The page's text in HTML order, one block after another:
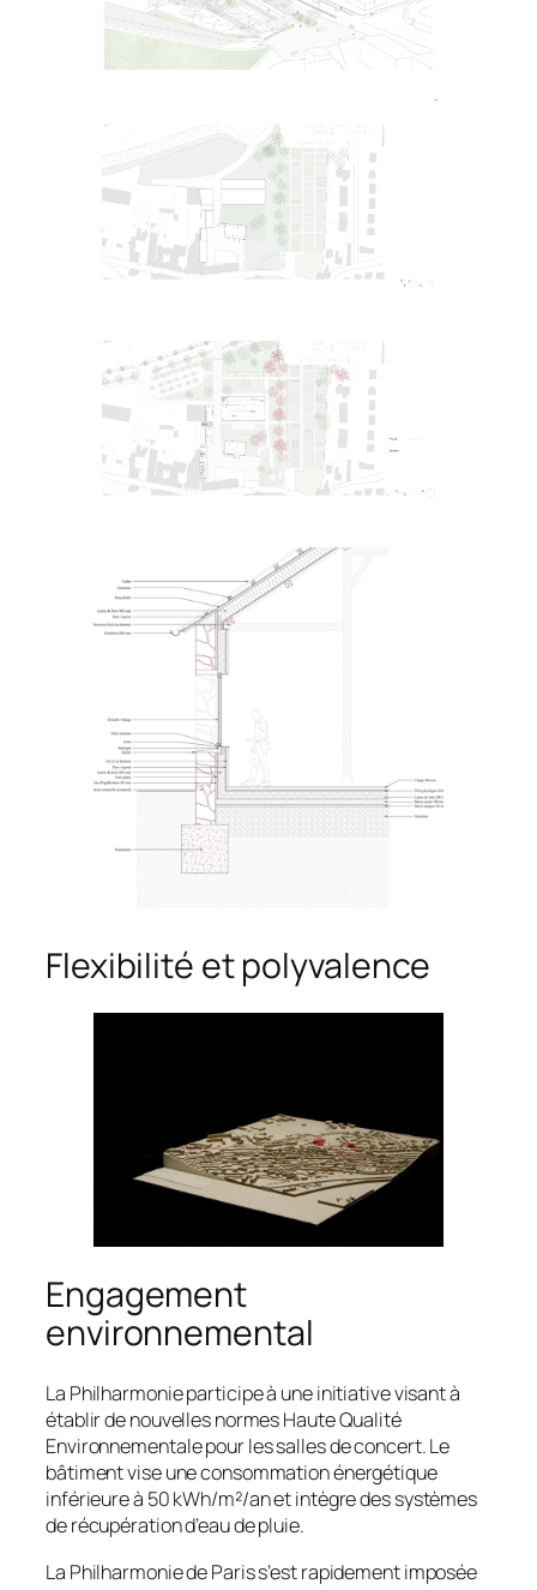
Flexibilité et polyvalence
Engagement
environnemental
La Philharmonie participe à une initiative visant à
établir de nouvelles normes Haute Qualité
Environnementale pour les salles de concert. Le
bâtiment vise une consommation énergétique
inférieure à 50 kWh/m²/an et intègre des systèmes
de récupération d’eau de pluie.
La Philharmonie de Paris s’est rapidement imposée